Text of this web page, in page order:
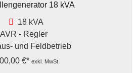
18 kVA
18 kVA
AVR - Regler
und Feldbetrieb
€ exkl. MwSt.